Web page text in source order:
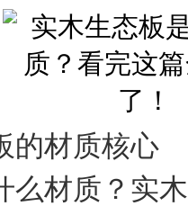
的材质核心
么材质？实